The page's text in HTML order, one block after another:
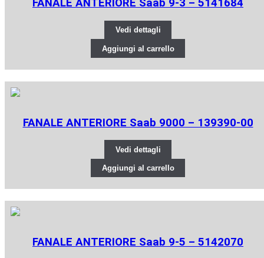
FANALE ANTERIORE Saab 9-3 – 5141684
Vedi dettagli
Aggiungi al carrello
FANALE ANTERIORE Saab 9000 – 139390-00
Vedi dettagli
Aggiungi al carrello
FANALE ANTERIORE Saab 9-5 – 5142070